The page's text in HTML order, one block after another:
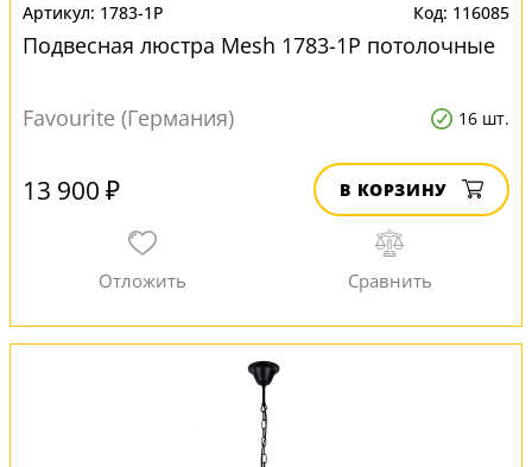
1783-1P 116085
Подвесная люстра Mesh 1783-1P потолочные
Favourite (Германия) 16 шт.
13 900 ₽ В КОРЗИНУ